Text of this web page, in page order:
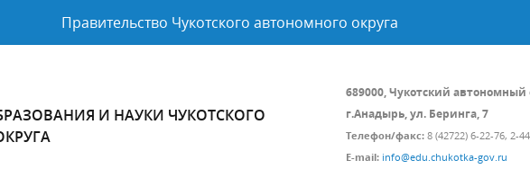
Правительство Чукотского автономного округа
И НАУКИ ЧУКОТСКОГО
689000, Чукотский автономный
г.Анадырь, ул. Беринга, 7
Телефон/факс: 8 (42722) 6-22-76, 2-
E-mail: info@edu.chukotka-gov.ru